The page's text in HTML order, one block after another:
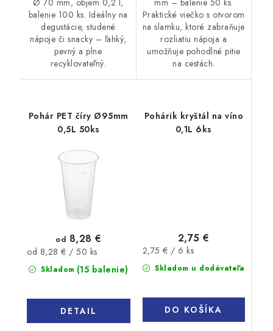
balenie 100 ks. Ideálny na
degustácie, studené
nápoje či snacky – ľahký,
pevný a plne
recyklovateľný.
Praktické viečko s otvorom
na slamku, ktoré zabraňuje
rozliatiu nápoja a
umožňuje pohodlné pitie
na cestách.
Pohár PET číry Ø95mm
0,5L 50ks
Skladom (15 balenie)
od 8,28 €
Jednotková
cena:
od 8,28 € / 50 ks
DETAIL
Pohárik kryštál na víno
0,1L 6ks
Skladom u dodávateľa
2,75 €
Jednotková
cena:
2,75 € / 6 ks
DO KOŠÍKA